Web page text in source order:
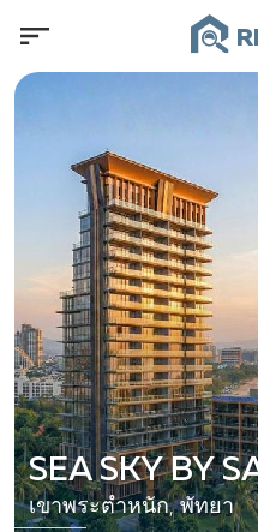
SEA SKY BY
เขาพระตำหนัก, พัทยา